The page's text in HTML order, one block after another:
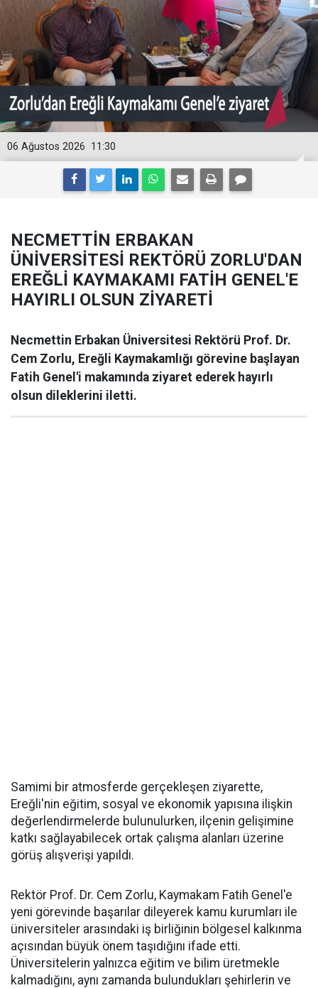
11:30
06 Ağustos 2026
NECMETTİN ERBAKAN
ÜNİVERSİTESİ REKTÖRÜ ZORLU'DAN
EREĞLİ KAYMAKAMI FATİH GENEL'E
HAYIRLI OLSUN ZİYARETİ
Necmettin Erbakan Üniversitesi Rektörü Prof. Dr.
Cem Zorlu, Ereğli Kaymakamlığı görevine başlayan
Fatih Genel'i makamında ziyaret ederek hayırlı
olsun dileklerini iletti.
Samimi bir atmosferde gerçekleşen ziyarette,
Ereğli'nin eğitim, sosyal ve ekonomik yapısına ilişkin
değerlendirmelerde bulunulurken, ilçenin gelişimine
katkı sağlayabilecek ortak çalışma alanları üzerine
görüş alışverişi yapıldı.
Rektör Prof. Dr. Cem Zorlu, Kaymakam Fatih Genel'e
yeni görevinde başarılar dileyerek kamu kurumları ile
üniversiteler arasındaki iş birliğinin bölgesel kalkınma
açısından büyük önem taşıdığını ifade etti.
Üniversitelerin yalnızca eğitim ve bilim üretmekle
kalmadığını, aynı zamanda bulundukları şehirlerin ve